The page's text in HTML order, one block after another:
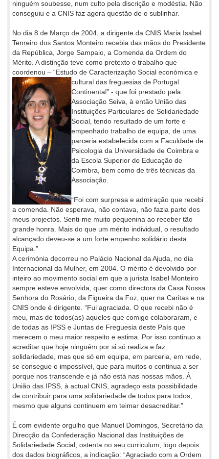
ninguém soubesse, num culto pela discrição e modéstia. Não
conseguiu e a CNIS faz agora questão de o sublinhar.
No dia 8 de Março de 2004, a dirigente da CNIS Maria Isabel
Tenreiro dos Santos Monteiro recebia das mãos do Presidente
da República, Jorge Sampaio, a Comenda da Ordem do
Mérito. A distinção teve como pretexto o trabalho que
coordenou – “Estudo de Caracterização Social económica e
cultural das freguesias de Portugal
Continental” - que foi prestado pela
Associação Seiva, à então União das
Instituições Particulares de Solidariedade
Social, tendo resultado de um forte e
empenhado trabalho de equipa, de uma
parceria estabelecida com a Faculdade de
Psicologia da Universidade de Coimbra e
da Escola Superior de Educação de
Coimbra, bem como de três técnicas da
Associação.
“Foi com surpresa e admiração que recebi
a comenda. Não esperava, não contava, não fazia parte dos
meus projectos. Senti-me muito pequenina ao receber tão
grande honra. Mais do que um mérito individual, o resultado
alcançado deveu-se a um forte empenho solidário desta
Equipa.”
A cerimónia decorreu no Palácio Nacional da Ajuda, no dia
Internacional da Mulher, em 2004. O mérito é devolvido por
inteiro ao movimento social em que a jurista Isabel Monteiro
sempre esteve envolvida, quer como directora da Casa Nossa
Senhora do Rosário, da Figueira da Foz, quer na Caritas e na
CNIS onde é dirigente. “Fui agraciada. O que recebi não é
meu, mas de todos(as) aqueles que comigo colaboraram, e
de todas as IPSS e Juntas de Freguesia deste País que
merecem o meu maior respeito e estima. Por isso continuo a
acreditar que hoje ninguém por si só realiza e faz
solidariedade, mas que só em equipa, em parceria, em rede,
se consegue o impossível, que para muitos o continua a ser
porque nos transcende e já não está nas nossas mãos. À
União das IPSS, à actual CNIS, agradeço esta possibilidade
de contribuir para uma solidariedade de todos para todos,
mesmo que alguns continuem em teimar desacreditar.”
É com evidente orgulho que Manuel Domingos, Secretário da
Direcção da Confederação Nacional das Instituições de
Solidariedade Social, ostenta no seu curriculum, logo depois
dos dados biográficos, a indicação: “Agraciado com a Ordem